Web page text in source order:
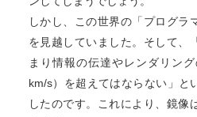
しかし、この世界の「プログラ
を見越していました。そして、
まり情報の伝達やレンダリン
km/s）を超えてはならない」と
したのです。これにより、鏡像